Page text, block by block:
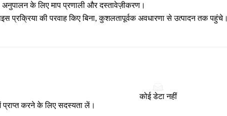
के लिए माप प्रणाली और दस्तावेज़ीकरण।
प्रक्रिया की परवाह किए बिना, कुशलतापूर्वक अवधारणा से उत्पादन तक पहुंचे।
कोई डेटा नहीं
प्राप्त करने के लिए सदस्यता लें।